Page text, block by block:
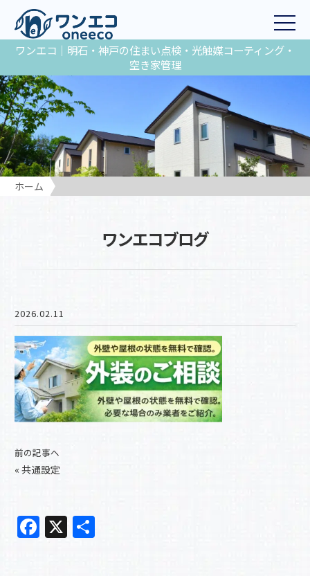
ワンエコ｜明石・神戸の住まい点検・光触媒コーティング・
空き家管理
ホーム
ワンエコブログ
2026.02.11
前の記事へ
« 共通設定
F
a
X